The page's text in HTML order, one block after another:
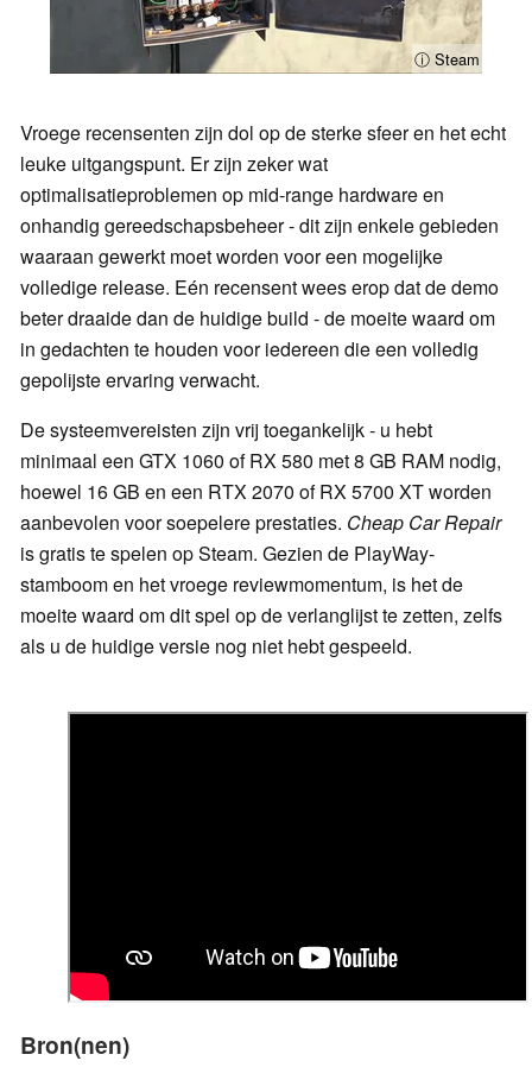
ⓘ Steam
Vroege recensenten zijn dol op de sterke sfeer en het echt
leuke uitgangspunt. Er zijn zeker wat
optimalisatieproblemen op mid-range hardware en
onhandig gereedschapsbeheer - dit zijn enkele gebieden
waaraan gewerkt moet worden voor een mogelijke
volledige release. Eén recensent wees erop dat de demo
beter draaide dan de huidige build - de moeite waard om
in gedachten te houden voor iedereen die een volledig
gepolijste ervaring verwacht.
De systeemvereisten zijn vrij toegankelijk - u hebt
minimaal een GTX 1060 of RX 580 met 8 GB RAM nodig,
hoewel 16 GB en een RTX 2070 of RX 5700 XT worden
aanbevolen voor soepelere prestaties. Cheap Car Repair
is gratis te spelen op Steam. Gezien de PlayWay-
stamboom en het vroege reviewmomentum, is het de
moeite waard om dit spel op de verlanglijst te zetten, zelfs
als u de huidige versie nog niet hebt gespeeld.
Bron(nen)